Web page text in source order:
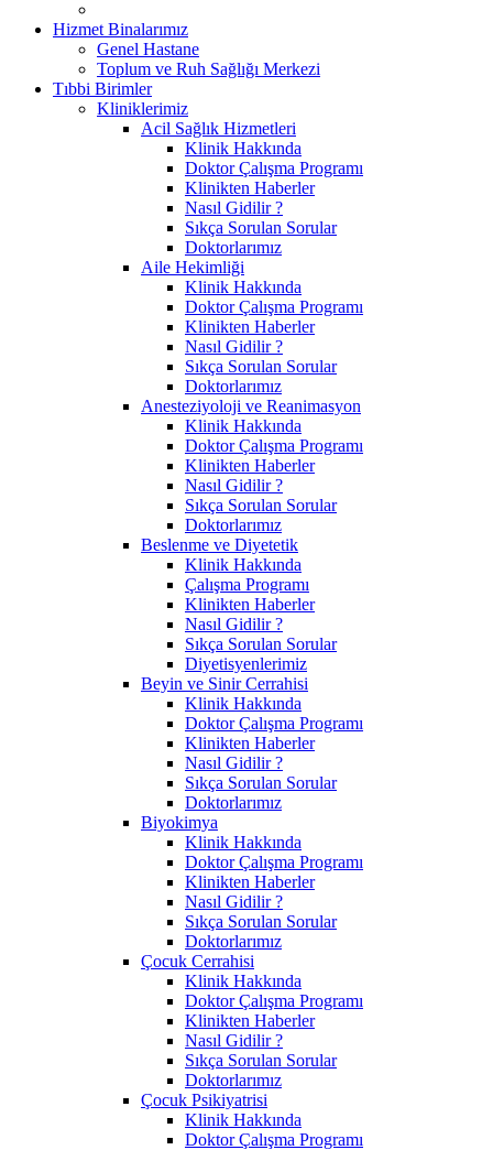
Hizmet Binalarımız
Genel Hastane
Toplum ve Ruh Sağlığı Merkezi
Tıbbi Birimler
Kliniklerimiz
Acil Sağlık Hizmetleri
Klinik Hakkında
Doktor Çalışma Programı
Klinikten Haberler
Nasıl Gidilir ?
Sıkça Sorulan Sorular
Doktorlarımız
Aile Hekimliği
Klinik Hakkında
Doktor Çalışma Programı
Klinikten Haberler
Nasıl Gidilir ?
Sıkça Sorulan Sorular
Doktorlarımız
Anesteziyoloji ve Reanimasyon
Klinik Hakkında
Doktor Çalışma Programı
Klinikten Haberler
Nasıl Gidilir ?
Sıkça Sorulan Sorular
Doktorlarımız
Beslenme ve Diyetetik
Klinik Hakkında
Çalışma Programı
Klinikten Haberler
Nasıl Gidilir ?
Sıkça Sorulan Sorular
Diyetisyenlerimiz
Beyin ve Sinir Cerrahisi
Klinik Hakkında
Doktor Çalışma Programı
Klinikten Haberler
Nasıl Gidilir ?
Sıkça Sorulan Sorular
Doktorlarımız
Biyokimya
Klinik Hakkında
Doktor Çalışma Programı
Klinikten Haberler
Nasıl Gidilir ?
Sıkça Sorulan Sorular
Doktorlarımız
Çocuk Cerrahisi
Klinik Hakkında
Doktor Çalışma Programı
Klinikten Haberler
Nasıl Gidilir ?
Sıkça Sorulan Sorular
Doktorlarımız
Çocuk Psikiyatrisi
Klinik Hakkında
Doktor Çalışma Programı